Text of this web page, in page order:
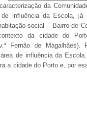
da
influência da Escola,
social – Bairro de
da cidade do
Fernão de
de influência da
a cidade do Porto e, por